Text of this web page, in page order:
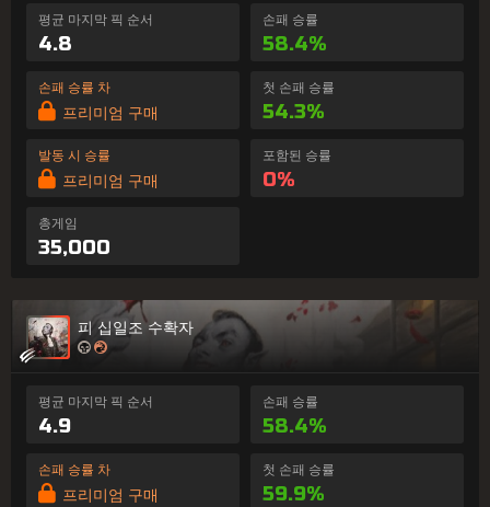
평균 마지막 픽 순서
4.8
손패 승률
58.4%
손패 승률 차
프리미엄 구매
첫 손패 승률
54.3%
발동 시 승률
프리미엄 구매
포함된 승률
0%
총게임
35,000
피 십일조 수확자
평균 마지막 픽 순서
4.9
손패 승률
58.4%
손패 승률 차
프리미엄 구매
첫 손패 승률
59.9%